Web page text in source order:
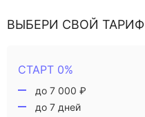
ВЫБЕРИ СВОЙ ТАРИФ
СТАРТ 0%
до 7 000 ₽
до 7 дней